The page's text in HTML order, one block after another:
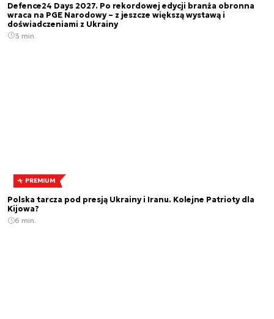
Defence24 Days 2027. Po rekordowej edycji branża obronna
wraca na PGE Narodowy – z jeszcze większą wystawą i
doświadczeniami z Ukrainy
3 min.
PREMIUM
Polska tarcza pod presją Ukrainy i Iranu. Kolejne Patrioty dla
Kijowa?
6 min.